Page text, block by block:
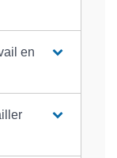
en